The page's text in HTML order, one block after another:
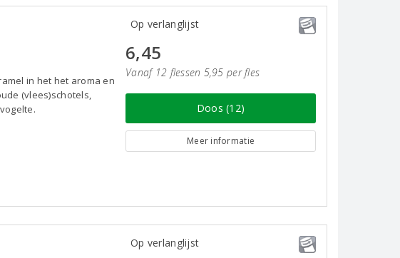
in het het aroma en
(vlees)schotels,
Op verlanglijst
6,45
Vanaf 12 flessen 5,95 per fles
Doos (12)
Meer informatie
Op verlanglijst